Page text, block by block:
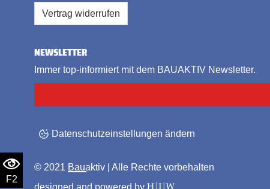
F2
Vertrag widerrufen
NEWSLETTER
Immer top-informiert mit dem BAUAKTIV Newsletter.
Datenschutzeinstellungen ändern
© 2021 Bauaktiv | Alle Rechte vorbehalten